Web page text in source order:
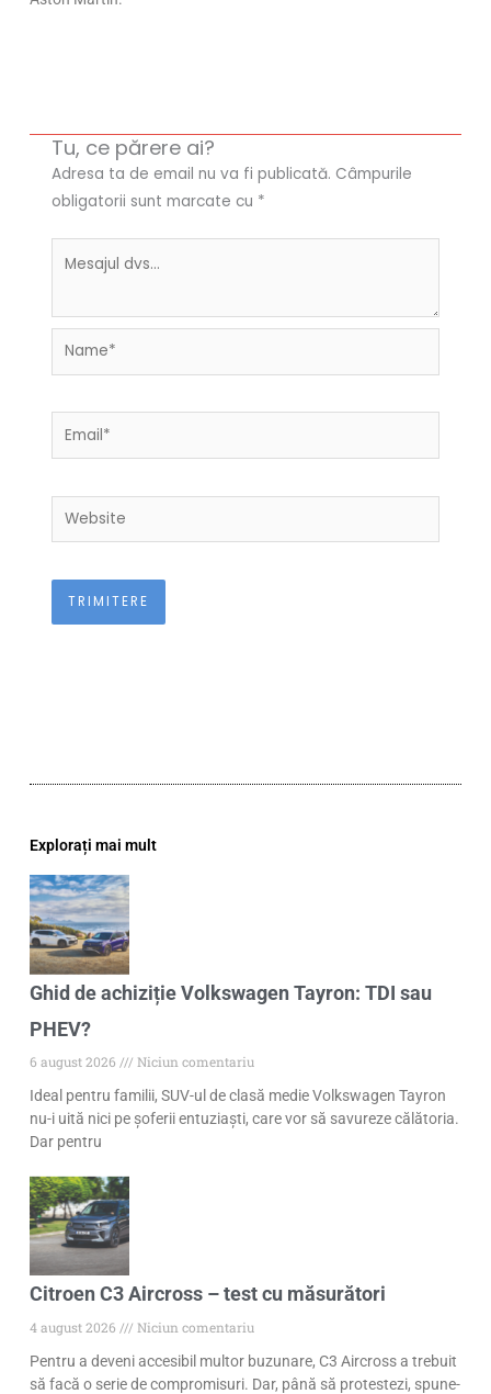
Tu, ce părere ai?
Adresa ta de email nu va fi publicată. Câmpurile
obligatorii sunt marcate cu *
Name*
Email*
Website
Explorați mai mult
Ghid de achiziție Volkswagen Tayron: TDI sau
PHEV?
6 august 2026
Niciun comentariu
Ideal pentru familii, SUV-ul de clasă medie Volkswagen Tayron
nu-i uită nici pe șoferii entuziaști, care vor să savureze călătoria.
Dar pentru
Citroen C3 Aircross – test cu măsurători
4 august 2026
Niciun comentariu
Pentru a deveni accesibil multor buzunare, C3 Aircross a trebuit
să facă o serie de compromisuri. Dar, până să protestezi, spune-